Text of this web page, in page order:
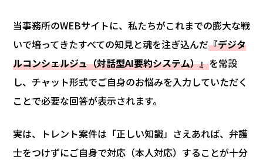
当事務所のWEBサイトに、私たちがこれまでの膨大な戦
いで培ってきたすべての知見と魂を注ぎ込んだ『デジタ
ルコンシェルジュ（対話型AI要約システム）』を常設
し、チャット形式でご自身のお悩みを入力していただく
ことで必要な回答が表示されます。
実は、トレント案件は「正しい知識」さえあれば、弁護
士をつけずにご自身で対応（本人対応）することが十分